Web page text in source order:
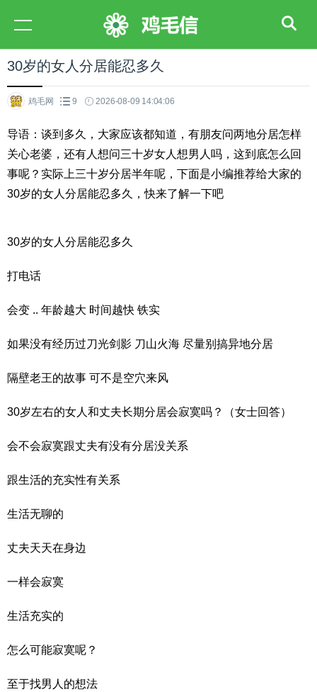
30岁的女人分居能忍多久
鸡毛网 9 2026-08-09 14:04:06
导语：谈到多久，大家应该都知道，有朋友问两地分居怎样
关心老婆，还有人想问三十岁女人想男人吗，这到底怎么回
事呢？实际上三十岁分居半年呢，下面是小编推荐给大家的
30岁的女人分居能忍多久，快来了解一下吧
30岁的女人分居能忍多久
打电话
会变 .. 年龄越大 时间越快 铁实
如果没有经历过刀光剑影 刀山火海 尽量别搞异地分居
隔壁老王的故事 可不是空穴来风
30岁左右的女人和丈夫长期分居会寂寞吗？（女士回答）
会不会寂寞跟丈夫有没有分居没关系
跟生活的充实性有关系
生活无聊的
丈夫天天在身边
一样会寂寞
生活充实的
怎么可能寂寞呢？
至于找男人的想法